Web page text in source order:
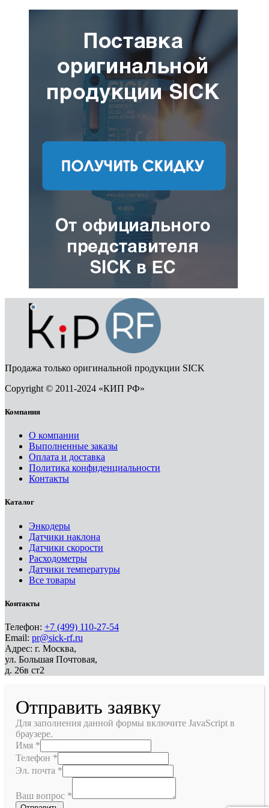
Продажа только оригинальной продукции SICK
Copyright © 2011-2024 «КИП РФ»
Компания
О компании
Выполненные заказы
Оплата и доставка
Политика конфиденциальности
Контакты
Каталог
Энкодеры
Датчики наклона
Датчики скорости
Расходометры
Датчики температуры
Все товары
Контакты
Телефон: +7 (499) 110-27-54
Email: pr@sick-rf.ru
Адрес: г. Москва,
ул. Большая Почтовая,
д. 26в ст2
Отправить заявку
Для заполнения данной формы включите JavaScript в
браузере.
Имя *
Телефон *
Эл. почта *
Ваш вопрос *